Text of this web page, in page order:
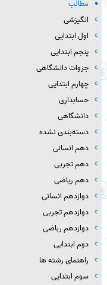
مطالب
انگیزشی
اول ابتدایی
پنجم ابتدایی
جزوات دانشگاهی
چهارم ابتدایی
حسابداری
دانشگاهی
دسته‌بندی نشده
دهم انسانی
دهم تجربی
دهم ریاضی
دوازدهم انسانی
دوازدهم تجربی
دوازدهم رباضی
دوم ابتدایی
راهنمای رشته ها
سوم ابتدایی